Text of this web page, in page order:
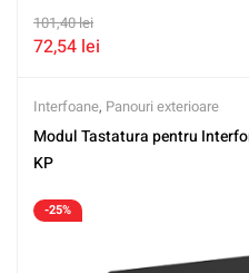
101,40lei
72,54 lei
Interfoane, Panouri exterioare
Modul Tastatura pentru
KP
-25%